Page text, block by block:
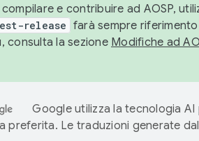
e contribuire ad AOSP,
release farà sempre
consulta la sezione Modifiche ad
Google utilizza la tecnologia
preferita. Le traduzioni generate